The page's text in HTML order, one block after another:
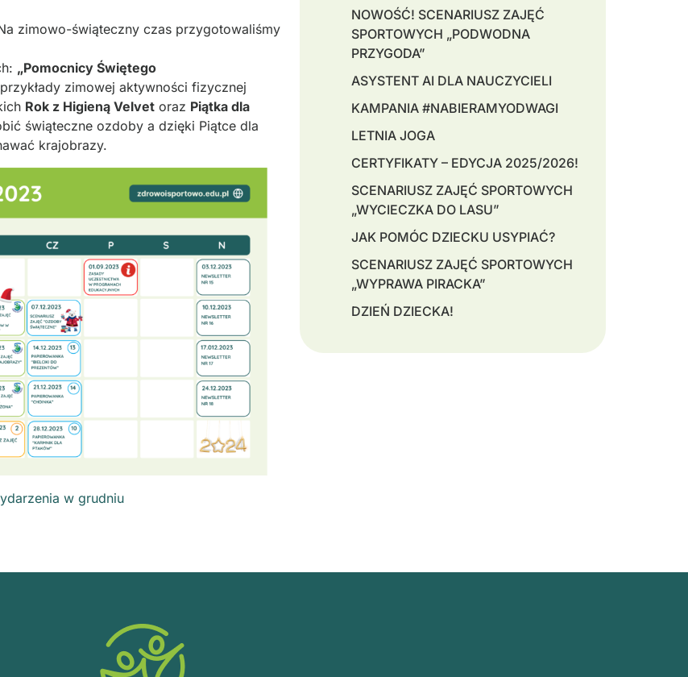
zimowo-świąteczny czas przygotowaliśmy
„Pomocnicy Świętego
zimowej aktywności fizycznej
Rok z Higieną Velvet oraz Piątka dla
świąteczne ozdoby a dzięki Piątce dla
krajobrazy.
w grudniu
NOWOŚĆ! SCENARIUSZ ZAJĘĆ
SPORTOWYCH „PODWODNA
PRZYGODA”
ASYSTENT AI DLA NAUCZYCIELI
KAMPANIA #NABIERAMYODWAGI
LETNIA JOGA
CERTYFIKATY – EDYCJA 2025/2026!
SCENARIUSZ ZAJĘĆ SPORTOWYCH
„WYCIECZKA DO LASU”
JAK POMÓC DZIECKU USYPIAĆ?
SCENARIUSZ ZAJĘĆ SPORTOWYCH
„WYPRAWA PIRACKA”
DZIEŃ DZIECKA!